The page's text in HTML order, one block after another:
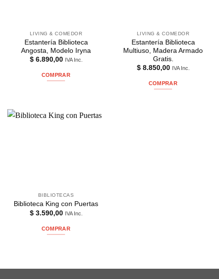
LIVING & COMEDOR
Estantería Biblioteca
Angosta, Modelo Iryna
$6.890,00 IVA Inc.
COMPRAR
LIVING & COMEDOR
Estantería Biblioteca
Multiuso, Madera Armado
Gratis.
$8.850,00 IVA Inc.
COMPRAR
BIBLIOTECAS
Biblioteca King con Puertas
$3.590,00 IVA Inc.
COMPRAR